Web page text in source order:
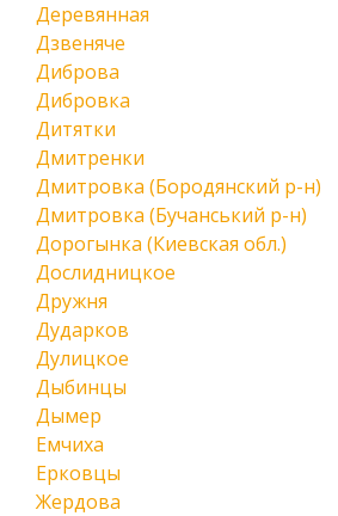
Деревянная
Дзвеняче
Диброва
Дибровка
Дитятки
Дмитренки
Дмитровка (Бородянский р-н)
Дмитровка (Бучанський р-н)
Дорогынка (Киевская обл.)
Дослидницкое
Дружня
Дударков
Дулицкое
Дыбинцы
Дымер
Емчиха
Ерковцы
Жердова